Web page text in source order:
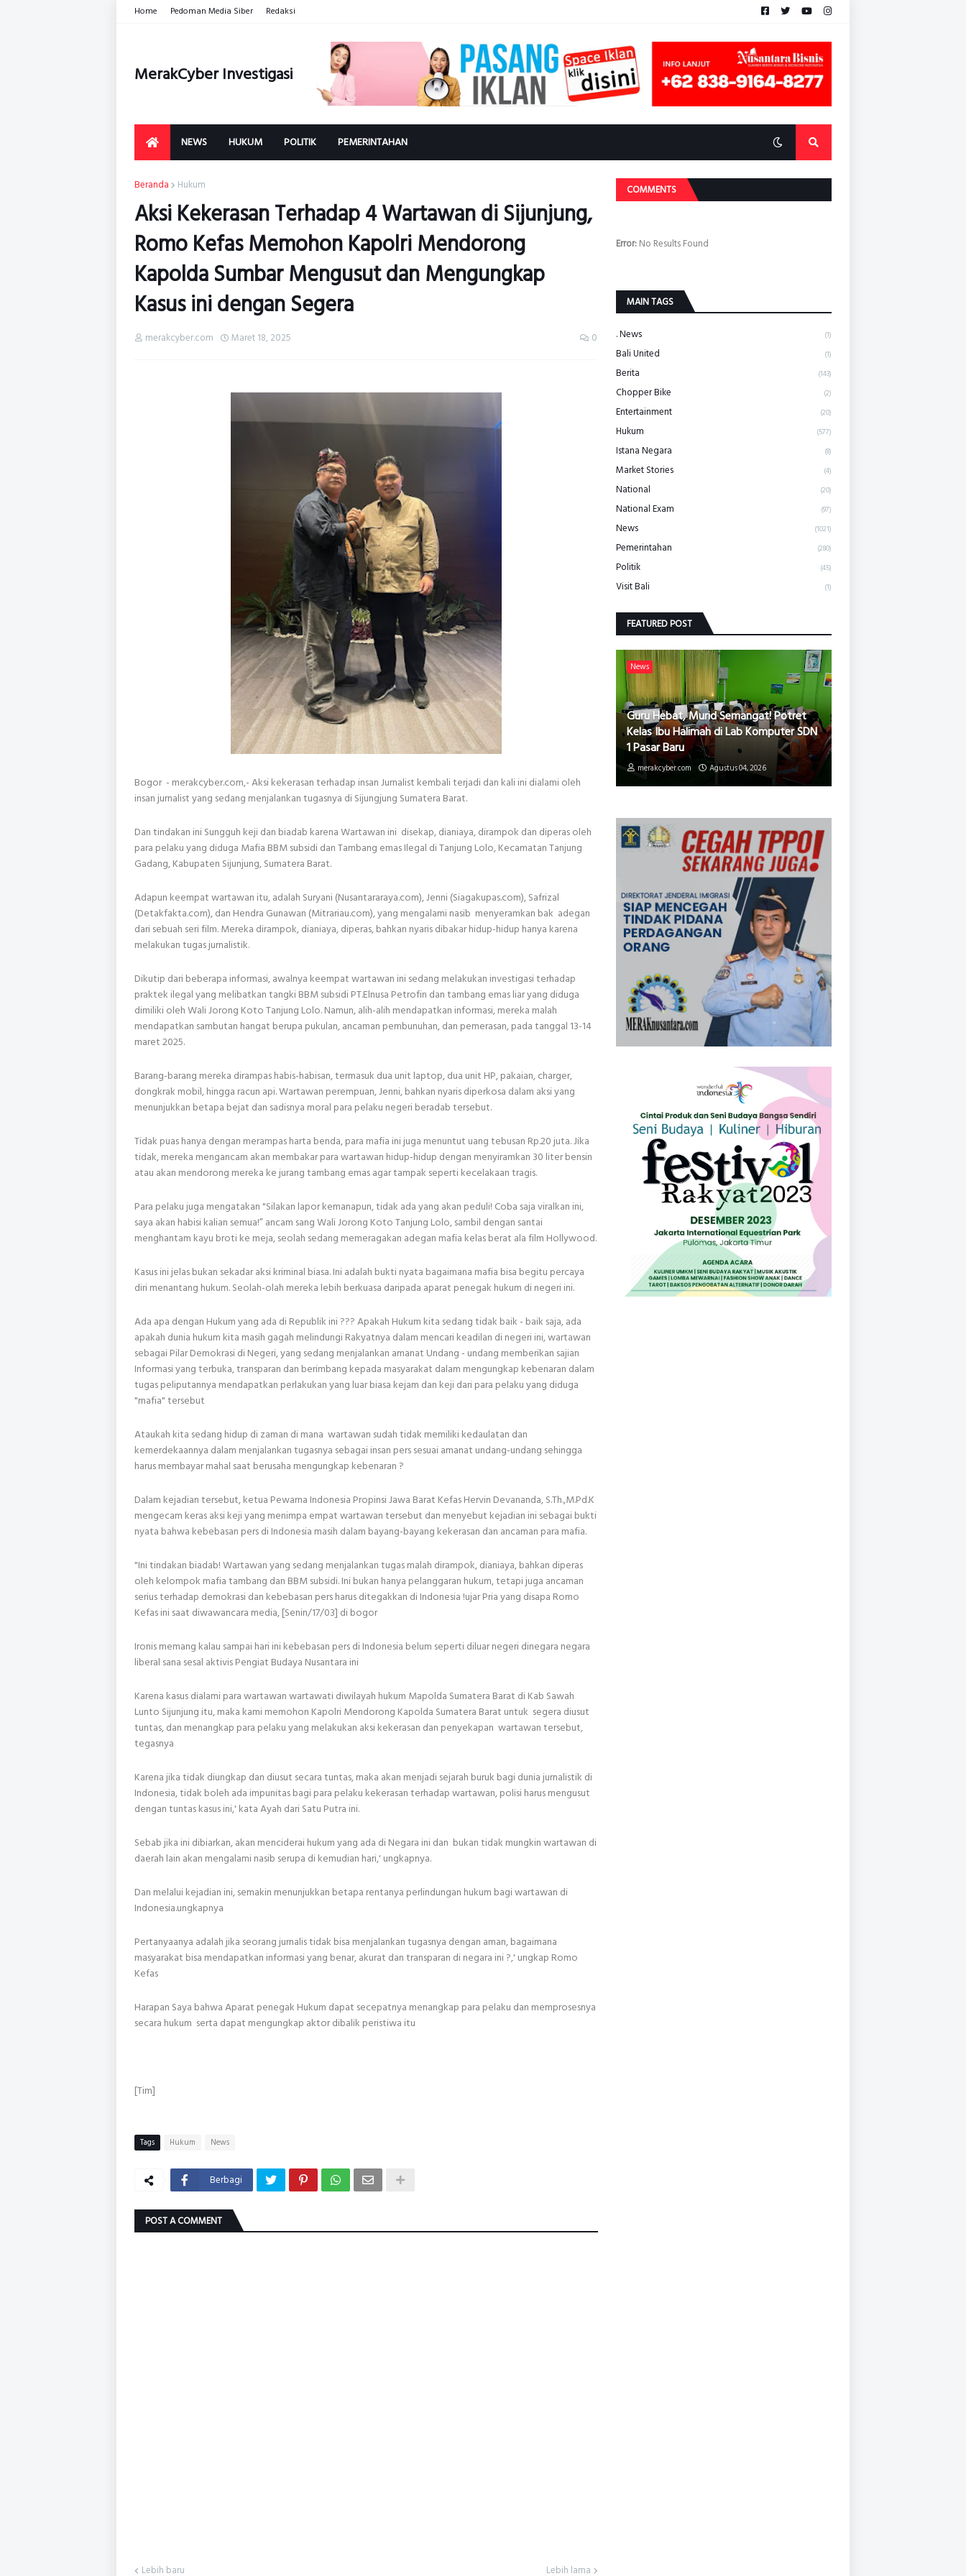
Home Pedoman Media Siber Redaksi
MerakCyber Investigasi
NEWS HUKUM POLITIK PEMERINTAHAN
Beranda Hukum
Aksi Kekerasan Terhadap 4 Wartawan di Sijunjung,
Romo Kefas Memohon Kapolri Mendorong
Kapolda Sumbar Mengusut dan Mengungkap
Kasus ini dengan Segera
merakcyber.com Maret 18, 2025 0
Bogor - merakcyber.com,- Aksi kekerasan terhadap insan Jurnalist kembali terjadi dan kali ini dialami oleh
insan jurnalist yang sedang menjalankan tugasnya di Sijungjung Sumatera Barat.
Dan tindakan ini Sungguh keji dan biadab karena Wartawan ini disekap, dianiaya, dirampok dan diperas oleh
para pelaku yang diduga Mafia BBM subsidi dan Tambang emas Ilegal di Tanjung Lolo, Kecamatan Tanjung
Gadang, Kabupaten Sijunjung, Sumatera Barat.
Adapun keempat wartawan itu, adalah Suryani (Nusantararaya.com), Jenni (Siagakupas.com), Safrizal
(Detakfakta.com), dan Hendra Gunawan (Mitrariau.com), yang mengalami nasib menyeramkan bak adegan
dari sebuah seri film. Mereka dirampok, dianiaya, diperas, bahkan nyaris dibakar hidup-hidup hanya karena
melakukan tugas jurnalistik.
Dikutip dari beberapa informasi, awalnya keempat wartawan ini sedang melakukan investigasi terhadap
praktek ilegal yang melibatkan tangki BBM subsidi PT.Elnusa Petrofin dan tambang emas liar yang diduga
dimiliki oleh Wali Jorong Koto Tanjung Lolo. Namun, alih-alih mendapatkan informasi, mereka malah
mendapatkan sambutan hangat berupa pukulan, ancaman pembunuhan, dan pemerasan, pada tanggal 13-14
maret 2025.
Barang-barang mereka dirampas habis-habisan, termasuk dua unit laptop, dua unit HP, pakaian, charger,
dongkrak mobil, hingga racun api. Wartawan perempuan, Jenni, bahkan nyaris diperkosa dalam aksi yang
menunjukkan betapa bejat dan sadisnya moral para pelaku negeri beradab tersebut.
Tidak puas hanya dengan merampas harta benda, para mafia ini juga menuntut uang tebusan Rp.20 juta. Jika
tidak, mereka mengancam akan membakar para wartawan hidup-hidup dengan menyiramkan 30 liter bensin
atau akan mendorong mereka ke jurang tambang emas agar tampak seperti kecelakaan tragis.
Para pelaku juga mengatakan "Silakan lapor kemanapun, tidak ada yang akan peduli! Coba saja viralkan ini,
saya akan habisi kalian semua!” ancam sang Wali Jorong Koto Tanjung Lolo, sambil dengan santai
menghantam kayu broti ke meja, seolah sedang memeragakan adegan mafia kelas berat ala film Hollywood.
Kasus ini jelas bukan sekadar aksi kriminal biasa. Ini adalah bukti nyata bagaimana mafia bisa begitu percaya
diri menantang hukum. Seolah-olah mereka lebih berkuasa daripada aparat penegak hukum di negeri ini.
Ada apa dengan Hukum yang ada di Republik ini ??? Apakah Hukum kita sedang tidak baik - baik saja, ada
apakah dunia hukum kita masih gagah melindungi Rakyatnya dalam mencari keadilan di negeri ini, wartawan
sebagai Pilar Demokrasi di Negeri, yang sedang menjalankan amanat Undang - undang memberikan sajian
Informasi yang terbuka, transparan dan berimbang kepada masyarakat dalam mengungkap kebenaran dalam
tugas peliputannya mendapatkan perlakukan yang luar biasa kejam dan keji dari para pelaku yang diduga
"mafia" tersebut
Ataukah kita sedang hidup di zaman di mana wartawan sudah tidak memiliki kedaulatan dan
kemerdekaannya dalam menjalankan tugasnya sebagai insan pers sesuai amanat undang-undang sehingga
harus membayar mahal saat berusaha mengungkap kebenaran ?
Dalam kejadian tersebut, ketua Pewarna Indonesia Propinsi Jawa Barat Kefas Hervin Devananda, S.Th.,M.Pd.K
mengecam keras aksi keji yang menimpa empat wartawan tersebut dan menyebut kejadian ini sebagai bukti
nyata bahwa kebebasan pers di Indonesia masih dalam bayang-bayang kekerasan dan ancaman para mafia.
"Ini tindakan biadab! Wartawan yang sedang menjalankan tugas malah dirampok, dianiaya, bahkan diperas
oleh kelompok mafia tambang dan BBM subsidi. Ini bukan hanya pelanggaran hukum, tetapi juga ancaman
serius terhadap demokrasi dan kebebasan pers harus ditegakkan di Indonesia !ujar Pria yang disapa Romo
Kefas ini saat diwawancara media, [Senin/17/03] di bogor
Ironis memang kalau sampai hari ini kebebasan pers di Indonesia belum seperti diluar negeri dinegara negara
liberal sana sesal aktivis Pengiat Budaya Nusantara ini
Karena kasus dialami para wartawan wartawati diwilayah hukum Mapolda Sumatera Barat di Kab Sawah
Lunto Sijunjung itu, maka kami memohon Kapolri Mendorong Kapolda Sumatera Barat untuk segera diusut
tuntas, dan menangkap para pelaku yang melakukan aksi kekerasan dan penyekapan wartawan tersebut,
tegasnya
Karena jika tidak diungkap dan diusut secara tuntas, maka akan menjadi sejarah buruk bagi dunia jurnalistik di
Indonesia, tidak boleh ada impunitas bagi para pelaku kekerasan terhadap wartawan, polisi harus mengusut
dengan tuntas kasus ini,' kata Ayah dari Satu Putra ini.
Sebab jika ini dibiarkan, akan menciderai hukum yang ada di Negara ini dan bukan tidak mungkin wartawan di
daerah lain akan mengalami nasib serupa di kemudian hari,' ungkapnya.
Dan melalui kejadian ini, semakin menunjukkan betapa rentanya perlindungan hukum bagi wartawan di
Indonesia.ungkapnya
Pertanyaanya adalah jika seorang jurnalis tidak bisa menjalankan tugasnya dengan aman, bagaimana
masyarakat bisa mendapatkan informasi yang benar, akurat dan transparan di negara ini ?,' ungkap Romo
Kefas
Harapan Saya bahwa Aparat penegak Hukum dapat secepatnya menangkap para pelaku dan memprosesnya
secara hukum serta dapat mengungkap aktor dibalik peristiwa itu
[Tim]
Tags Hukum News
Berbagi
POST A COMMENT
Lebih baru Lebih lama
COMMENTS
Error:No Results Found
MAIN TAGS
. News (1)
Bali United (1)
Berita (143)
Chopper Bike (2)
Entertainment (20)
Hukum (577)
Istana Negara (8)
Market Stories (4)
National (20)
National Exam (97)
News (1021)
Pemerintahan (280)
Politik (45)
Visit Bali (1)
FEATURED POST
News
Guru Hebat, Murid Semangat! Potret
Kelas Ibu Halimah di Lab Komputer SDN
1 Pasar Baru
merakcyber.com Agustus 04, 2026